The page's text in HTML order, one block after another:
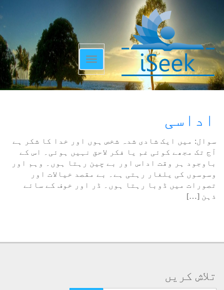
Toggle
navigation
اداسی
سوال: میں ایک شادی شدہ شخص ہوں اور خدا کا شکر ہے
آج تک مجھے کوئی غم یا فکر لاحق نہیں ہوئی۔ اس کے
باوجود ہر وقت اداس اور بے چین رہتا ہوں۔ وہم اور
وسوسوں کی یلغار رہتی ہے۔ بے مقصد خیالات اور
تصورات میں ڈوبا رہتا ہوں۔ ڈر اور خوف کے سائے
ذہن […]
تلاش کریں